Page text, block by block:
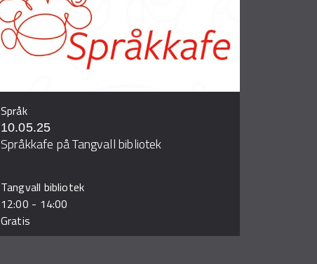
Språk
10.05.25
Språkkafe på Tangvall bibliotek
Tangvall bibliotek
12:00 - 14:00
Gratis